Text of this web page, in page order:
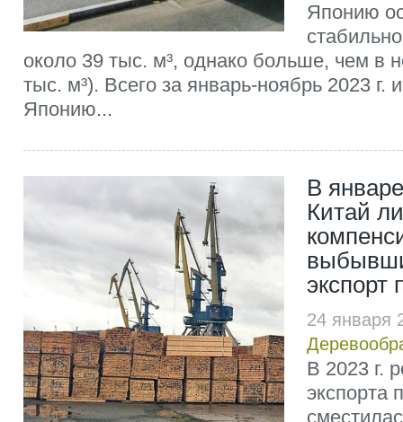
Японию
около 39 тыс. м³, однако больше, чем в
тыс. м³). Всего за январь-ноябрь 2023 г.
Японию...
В
Китай
экспорт
24 января
В 2023 г.
экспорта